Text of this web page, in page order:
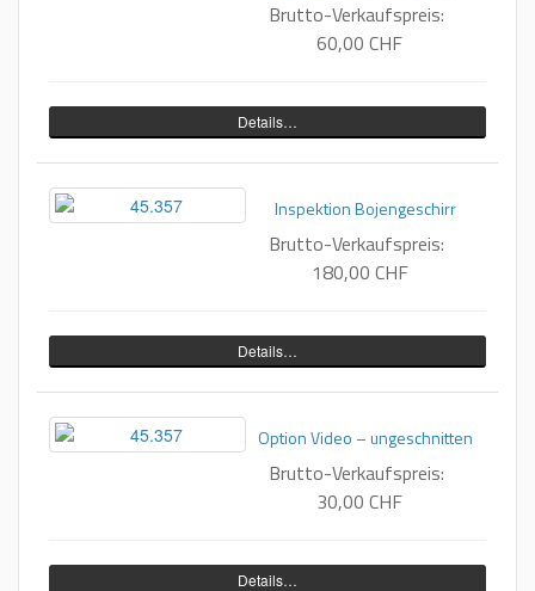
Brutto-Verkaufspreis:
60,00 CHF
Details…
Inspektion Bojengeschirr
Brutto-Verkaufspreis:
180,00 CHF
Details…
Option Video – ungeschnitten
Brutto-Verkaufspreis:
30,00 CHF
Details…